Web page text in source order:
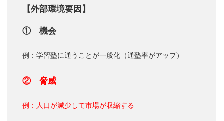
【外部環境要因】
① 機会
例：学習塾に通うことが一般化（通塾率がアップ）
② 脅威
例：人口が減少して市場が収縮する